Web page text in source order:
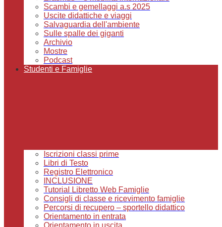
Scambi e gemellaggi a.s 2025
Uscite didattiche e viaggi
Salvaguardia dell'ambiente
Sulle spalle dei giganti
Archivio
Mostre
Podcast
Studenti e Famiglie
Iscrizioni classi prime
Libri di Testo
Registro Elettronico
INCLUSIONE
Tutorial Libretto Web Famiglie
Consigli di classe e ricevimento famiglie
Percorsi di recupero – sportello didattico
Orientamento in entrata